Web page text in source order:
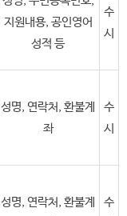
지원내용, 공인영어
성적 등
수
시
성명, 연락처, 환불계
좌
수
시
성명, 연락처, 환불계
수